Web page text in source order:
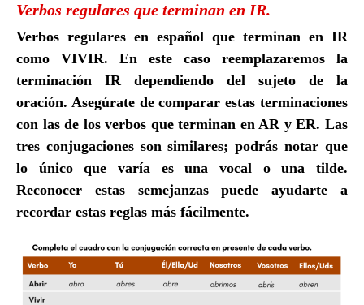
Verbos regulares que terminan en IR.
Verbos regulares en español que terminan en IR
como VIVIR. En este caso reemplazaremos la
terminación IR dependiendo del sujeto de la
oración. Asegúrate de comparar estas terminaciones
con las de los verbos que terminan en AR y ER. Las
tres conjugaciones son similares; podrás notar que
lo único que varía es una vocal o una tilde.
Reconocer estas semejanzas puede ayudarte a
recordar estas reglas más fácilmente.